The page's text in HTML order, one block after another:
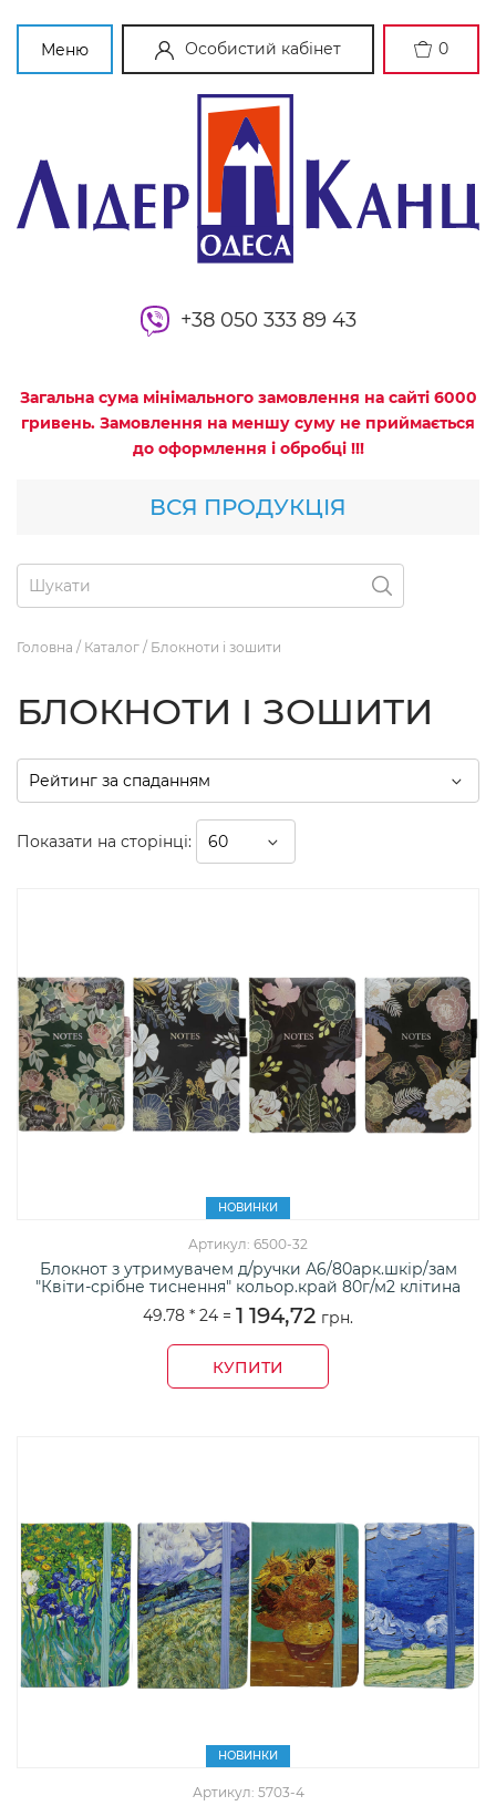
Меню Особистий кабінет 0
+38 050 333 89 43
Загальна сума мінімального замовлення на сайті 6000
гривень. Замовлення на меншу суму не приймається
до оформлення і обробці !!!
ВСЯ ПРОДУКЦІЯ
Головна / Каталог / Блокноти і зошити
БЛОКНОТИ І ЗОШИТИ
Показати на сторінці:
НОВИНКИ
Артикул: 6500-32
Блокнот з утримувачем д/ручки А6/80арк.шкір/зам
"Квіти-срібне тиснення" кольор.край 80г/м2 клітина
49.78 * 24 = 1 194,72 грн.
КУПИТИ
НОВИНКИ
Артикул: 5703-4